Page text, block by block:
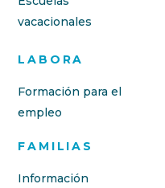
vacacionales
LABORA
Formación para el
empleo
FAMILIAS
Información